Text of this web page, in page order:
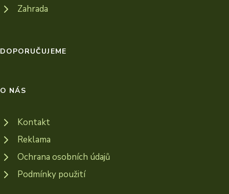
Zahrada
DOPORUČUJEME
O NÁS
Kontakt
Reklama
Ochrana osobních údajů
Podmínky použití